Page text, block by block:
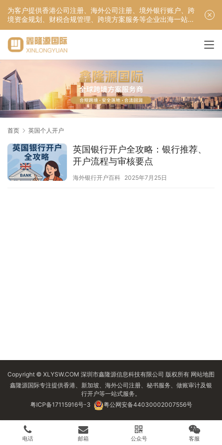
为客户提供香港公司注册、海外公司注册、境外银行账户、跨
境资金规划、财税合规管理、跨境方案服务等企业出海一站式
服务！
首页 英国个人开户
英国银行开户全攻略：银行推荐、
开户流程与审核要点
海外银行开户百科 2025年7月25日
Copyright © XLYSW.COM 深圳市鑫隆源信息科技有限公司 版权所有 网站地图
鑫隆源国际专注提供香港、新加坡、海外公司注册、秘书服务、做账审计及银
行开户等一站式服务。
粤ICP备17115916号-3
粤公网安备44030002007556号
电话 邮箱 公众号 客服